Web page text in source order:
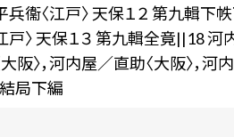
兵衞〈江戸〉 天保１２ 第九輯
戸〉 天保１３ 第九輯全竟||18
大阪〉，河内屋／直助〈大阪〉，
結局下編